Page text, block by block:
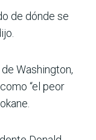
de dónde se
Washington,
“el peor